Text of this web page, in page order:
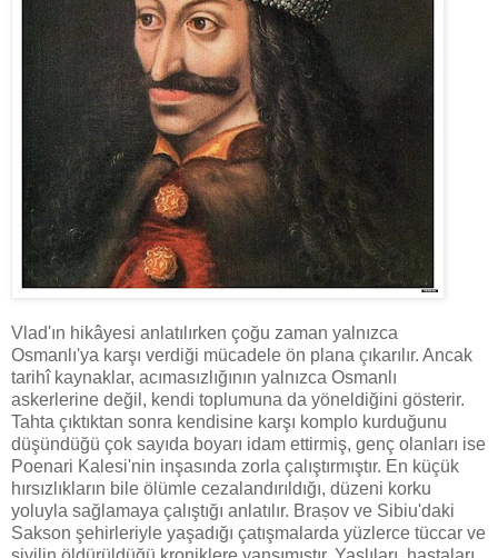
Vlad'ın hikâyesi anlatılırken çoğu zaman yalnızca
Osmanlı'ya karşı verdiği mücadele ön plana çıkarılır. Ancak
tarihî kaynaklar, acımasızlığının yalnızca Osmanlı
askerlerine değil, kendi toplumuna da yöneldiğini gösterir.
Tahta çıktıktan sonra kendisine karşı komplo kurduğunu
düşündüğü çok sayıda boyarı idam ettirmiş, genç olanları ise
Poenari Kalesi'nin inşasında zorla çalıştırmıştır. En küçük
hırsızlıkların bile ölümle cezalandırıldığı, düzeni korku
yoluyla sağlamaya çalıştığı anlatılır. Brașov ve Sibiu'daki
Sakson şehirleriyle yaşadığı çatışmalarda yüzlerce tüccar ve